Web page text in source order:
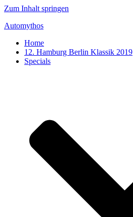
Zum Inhalt springen
Automythos
Home
12. Hamburg Berlin Klassik 2019
Specials